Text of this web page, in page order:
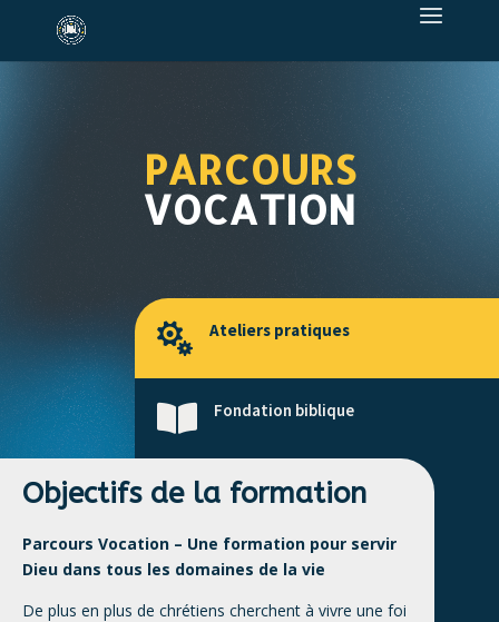
PARCOURS
VOCATION
 Ateliers pratiques
 Fondation biblique
Objectifs de la formation
Parcours Vocation – Une formation pour servir
Dieu dans tous les domaines de la vie
De plus en plus de chrétiens cherchent à vivre une foi